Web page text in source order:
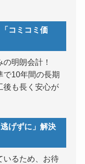
コミコミ価
明朗会計！
で10年間の長期
後も長く安心が
げずに」解決
いるため、お待